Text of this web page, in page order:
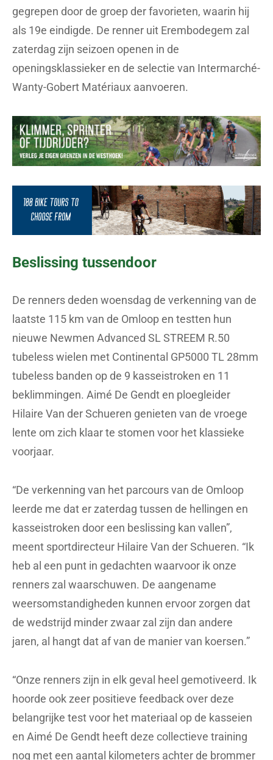
gegrepen door de groep der favorieten, waarin hij
als 19e eindigde. De renner uit Erembodegem zal
zaterdag zijn seizoen openen in de
openingsklassieker en de selectie van Intermarché-
Wanty-Gobert Matériaux aanvoeren.
Beslissing tussendoor
De renners deden woensdag de verkenning van de
laatste 115 km van de Omloop en testten hun
nieuwe Newmen Advanced SL STREEM R.50
tubeless wielen met Continental GP5000 TL 28mm
tubeless banden op de 9 kasseistroken en 11
beklimmingen. Aimé De Gendt en ploegleider
Hilaire Van der Schueren genieten van de vroege
lente om zich klaar te stomen voor het klassieke
voorjaar.
“De verkenning van het parcours van de Omloop
leerde me dat er zaterdag tussen de hellingen en
kasseistroken door een beslissing kan vallen”,
meent sportdirecteur Hilaire Van der Schueren. “Ik
heb al een punt in gedachten waarvoor ik onze
renners zal waarschuwen. De aangename
weersomstandigheden kunnen ervoor zorgen dat
de wedstrijd minder zwaar zal zijn dan andere
jaren, al hangt dat af van de manier van koersen.”
“Onze renners zijn in elk geval heel gemotiveerd. Ik
hoorde ook zeer positieve feedback over deze
belangrijke test voor het materiaal op de kasseien
en Aimé De Gendt heeft deze collectieve training
nog met een aantal kilometers achter de brommer